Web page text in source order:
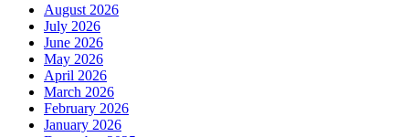
August 2026
July 2026
June 2026
May 2026
April 2026
March 2026
February 2026
January 2026